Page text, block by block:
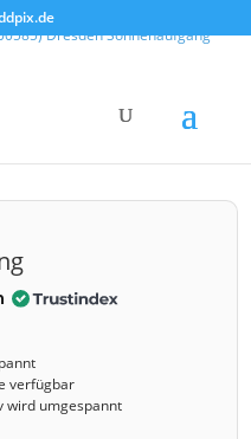
Dresden Sonnenaufgang
verfügbar
wird umgespannt